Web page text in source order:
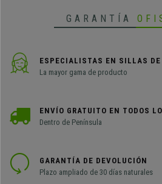
GARANTÍA
ESPECIALISTAS EN SILLAS
La mayor gama de producto
ENVÍO GRATUITO EN TODOS
Dentro de Península
GARANTÍA DE DEVOLUCIÓN
Plazo ampliado de 30 días naturales